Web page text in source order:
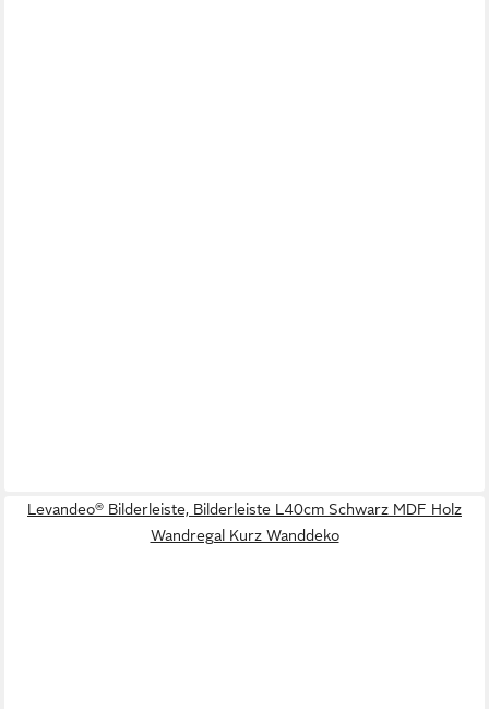
Levandeo® Bilderleiste, Bilderleiste L40cm Schwarz MDF Holz
Wandregal Kurz Wanddeko